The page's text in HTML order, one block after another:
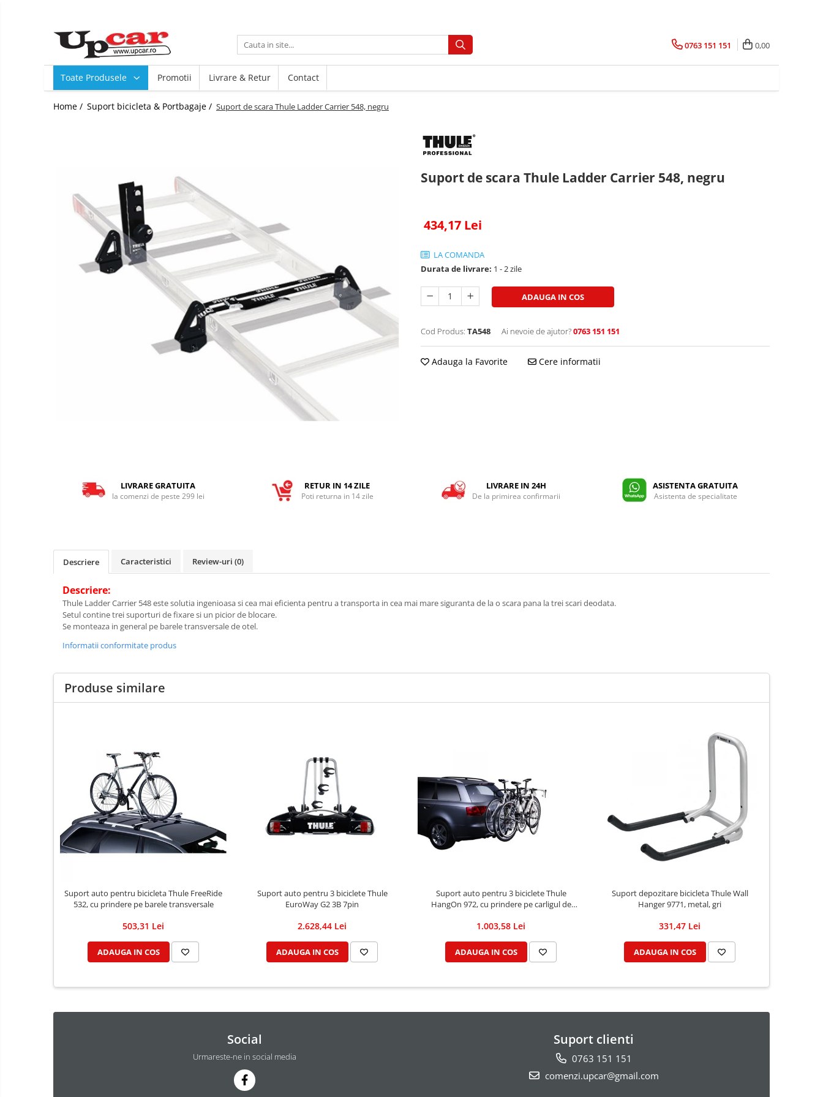
Toate Produsele
Scutere Electrice
Tricicluri Electrice
Electrice si Electronice
0763 151 151 0,00
Toate Produsele Promotii Livrare & Retur Contact
Home / Suport bicicleta & Portbagaje / Suport de scara Thule Ladder Carrier 548, negru
Suport de scara Thule Ladder Carrier 548, negru
434,17 Lei
LA COMANDA
Durata de livrare: 1 - 2 zile
ADAUGA IN COS
Cod Produs: TA548 Ai nevoie de ajutor?0763 151 151
Adauga la Favorite Cere informatii
LIVRARE GRATUITA
la comenzi de peste 299 lei
RETUR IN 14 ZILE
Poti returna in 14 zile
LIVRARE IN 24H
De la primirea confirmarii
ASISTENTA GRATUITA
Asistenta de specialitate
Descriere Caracteristici Review-uri (0)
Descriere:
Thule Ladder Carrier 548 este solutia ingenioasa si cea mai eficienta pentru a transporta in cea mai mare siguranta de la o scara pana la trei scari deodata.
Setul contine trei suporturi de fixare si un picior de blocare.
Se monteaza in general pe barele transversale de otel.
Informatii conformitate produs
Produse similare
Suport auto pentru bicicleta Thule FreeRide
532, cu prindere pe barele transversale
503,31 Lei
ADAUGA IN COS
Suport auto pentru 3 biciclete Thule
EuroWay G2 3B 7pin
2.628,44 Lei
ADAUGA IN COS
Suport auto pentru 3 biciclete Thule
HangOn 972, cu prindere pe carligul de
1.003,58 Lei
ADAUGA IN COS
Suport depozitare bicicleta Thule Wall
Hanger 9771, metal, gri
331,47 Lei
ADAUGA IN COS
Social
Urmareste-ne in social media
Suport clienti
0763 151 151
comenzi.upcar@gmail.com